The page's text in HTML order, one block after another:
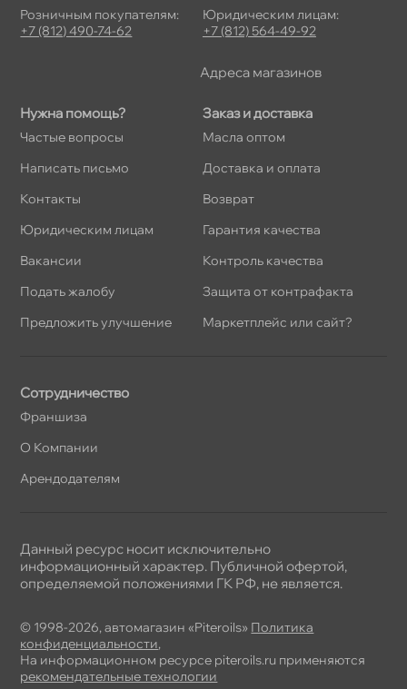
Нужна помощь?
Частые вопросы
Написать письмо
Контакты
Юридическим лицам
акансии
Подать жалобу
Предложить улучшение
Заказ и доставка
Масла оптом
Доставка и оплата
озврат
Гарантия качества
Контроль качества
Защита от контрафакта
Маркетплейс или сайт?
Сотрудничество
Франшиза
О Компании
Арендодателям
Розничным покупателям:
+7 (812) 490-74-62
Юридическим лицам:
+7 (812) 564-49-92
Адреса магазино
© 1998-2026, автомагазин «Piteroils» Политика
конфиденциальности,
На информационном ресурсе piteroils.ru применяются
рекомендательные технологии
Данный ресурс носит исключительно
информационный характер. Публичной офертой,
определяемой положениями ГК РФ, не является.